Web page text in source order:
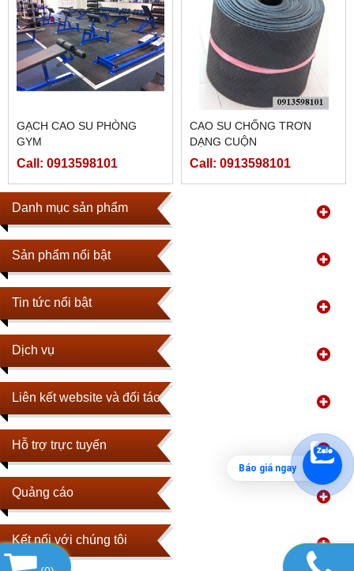
Báo giá ngay
Danh mục sản phẩm
Sản phẩm nổi bật
Tin tức nổi bật
Dịch vụ
Liên kết website và đối tác
Hỗ trợ trực tuyến
Quảng cáo
Kết nối với chúng tôi
GẠCH CAO SU PHÒNG
GYM
Call: 0913598101
CAO SU CHỐNG TRƠN
DẠNG CUỘN
Call: 0913598101